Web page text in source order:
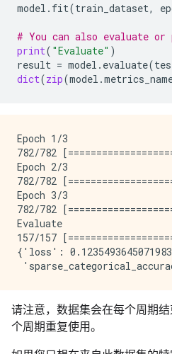
model . fit(train_dataset,
# You can also evaluate
print( "Evaluate" )
result = model . evaluate(
dict(zip(model .
Epoch 1/3
782/782
Epoch 2/3
782/782
Epoch 3/3
782/782
Evaluate
157/157
{'loss':
请注意，数据集会在每个周期
个周期重复使用。